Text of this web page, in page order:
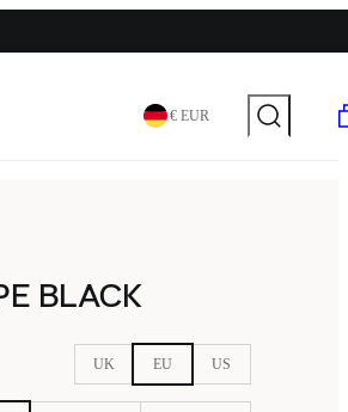
€ EUR
BLACK
UK EU US